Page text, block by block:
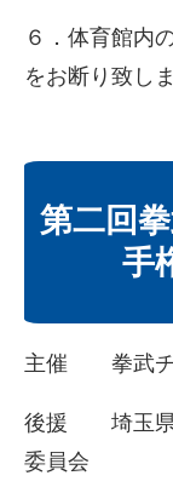
６．体育館内
をお断り致し
第二回
手
主催 拳武チ
後援 埼玉県
委員会